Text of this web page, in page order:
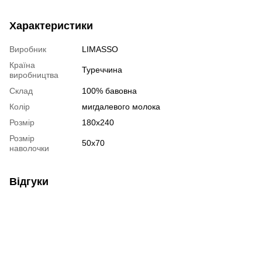
Характеристики
Виробник
LIMASSO
Країна
виробництва
Туреччина
Склад
100% бавовна
Колір
мигдалевого молока
Розмір
180х240
Розмір
наволочки
50х70
Відгуки